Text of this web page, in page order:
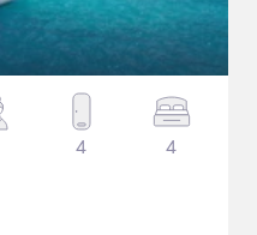
4 4